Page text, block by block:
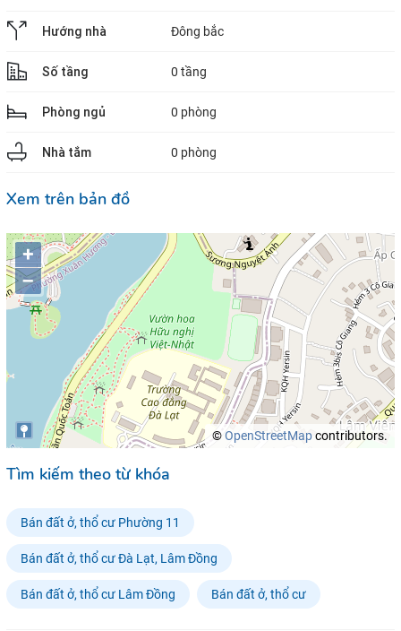
Hướng nhà Đông bắc
Số tầng 0 tầng
Phòng ngủ 0 phòng
Nhà tắm 0 phòng
Xem trên bản đồ
+
–
©OpenStreetMapcontributors.
Tìm kiếm theo từ khóa
Bán đất ở, thổ cư Phường 11
Bán đất ở, thổ cư Đà Lạt, Lâm Đồng
Bán đất ở, thổ cư Lâm Đồng Bán đất ở, thổ cư